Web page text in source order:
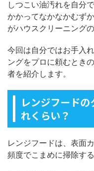
しつこい油汚れを自分
かかってなかなかむず
がハウスクリーニング
今回は自分ではお手入
ングをプロに頼むとき
者を紹介します。
レンジフード
れくらい？
レンジフードは、表面
頻度でこまめに掃除す